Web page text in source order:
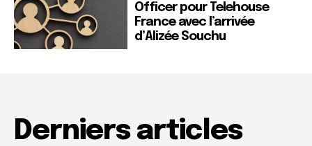
Officer pour Telehouse
France avec l’arrivée
d’Alizée Souchu
Derniers articles